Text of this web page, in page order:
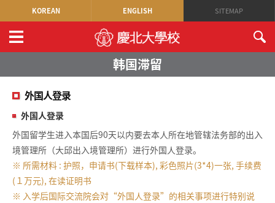
KOREAN ENGLISH SITEMAP
韩国滞留
外国人登录
外国人登录
外国留学生进入本国后90天以内要去本人所在地管辖法务部的出入
境管理所（大邱出入境管理所）进行外国人登录。
※ 所需材料 : 护照，申请书(下载样本), 彩色照片(3*4)一张, 手续费
(１万元), 在读证明书
※ 入学后国际交流院会对“外国人登录”的相关事项进行特别说